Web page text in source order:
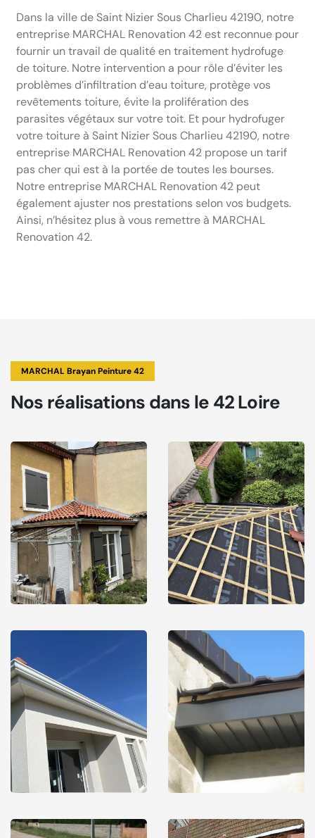
Dans la ville de Saint Nizier Sous Charlieu 42190, notre
entreprise MARCHAL Renovation 42 est reconnue pour
fournir un travail de qualité en traitement hydrofuge
de toiture. Notre intervention a pour rôle d’éviter les
problèmes d’infiltration d’eau toiture, protège vos
revêtements toiture, évite la prolifération des
parasites végétaux sur votre toit. Et pour hydrofuger
votre toiture à Saint Nizier Sous Charlieu 42190, notre
entreprise MARCHAL Renovation 42 propose un tarif
pas cher qui est à la portée de toutes les bourses.
Notre entreprise MARCHAL Renovation 42 peut
également ajuster nos prestations selon vos budgets.
Ainsi, n’hésitez plus à vous remettre à MARCHAL
Renovation 42.
MARCHAL Brayan Peinture 42
Nos réalisations dans le 42 Loire